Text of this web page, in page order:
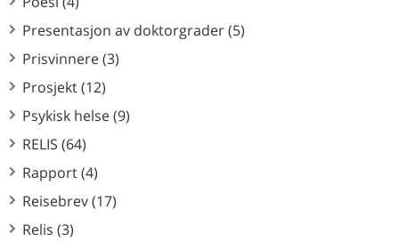
Presentasjon av doktorgrader (5)
Prisvinnere (3)
Prosjekt (12)
Psykisk helse (9)
RELIS (64)
Rapport (4)
Reisebrev (17)
Relis (3)